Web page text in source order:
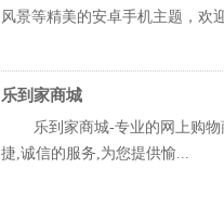
风景等精美的安卓手机主题，欢
乐到家商城
乐到家商城-专业的网上购
捷,诚信的服务,为您提供愉...